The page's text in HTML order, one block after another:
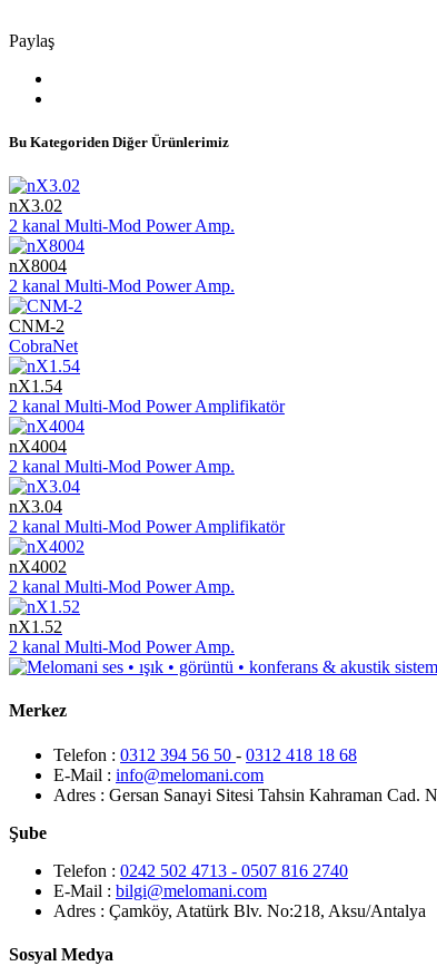
Paylaş
Bu Kategoriden Diğer Ürünlerimiz
nX3.02
2 kanal Multi-Mod Power Amp.
nX8004
2 kanal Multi-Mod Power Amp.
CNM-2
CobraNet
nX1.54
2 kanal Multi-Mod Power Amplifikatör
nX4004
2 kanal Multi-Mod Power Amp.
nX3.04
2 kanal Multi-Mod Power Amplifikatör
nX4002
2 kanal Multi-Mod Power Amp.
nX1.52
2 kanal Multi-Mod Power Amp.
Merkez
Telefon : 0312 394 56 50 - 0312 418 18 68
E-Mail : info@melomani.com
Adres : Gersan Sanayi Sitesi Tahsin Kahraman Cad.
Şube
Telefon : 0242 502 4713 - 0507 816 2740
E-Mail : bilgi@melomani.com
Adres : Çamköy, Atatürk Blv. No:218, Aksu/Antalya
Sosyal Medya